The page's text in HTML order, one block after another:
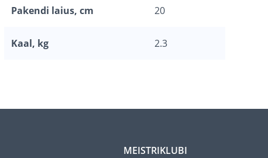
Pakendi laius, cm 20
Kaal, kg 2.3
MEISTRIKLUBI